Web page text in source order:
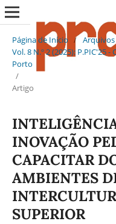
Página de Início / Arquivos
Vol. 8 N.º 2 (2025): P.PIC'25
Porto
/
Artigo
INOVAÇÃO
CAPACITAR
AMBIENTES
SUPERIOR